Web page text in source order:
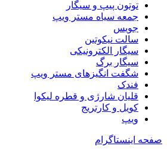
توتون پیپ و سیگار
جمعه سیاه مستر ویپ
جویس
سالت نیکوتین
سیگار الکترونیکی
سیگار برگ
شگفت انگیزهای مستر ویپ
فندک
قلیان شارژی و قطره لیکوا
کویل و کارتریج
ویپ
صفحه اینستاگرام